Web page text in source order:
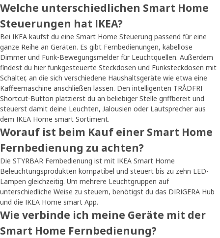
Welche unterschiedlichen Smart Home
Steuerungen hat IKEA?
Bei IKEA kaufst du eine Smart Home Steuerung passend für eine
ganze Reihe an Geräten. Es gibt Fernbedienungen, kabellose
Dimmer und Funk-Bewegungsmelder für Leuchtquellen. Außerdem
findest du hier funkgesteuerte Steckdosen und Funksteckdosen mit
Schalter, an die sich verschiedene Haushaltsgeräte wie etwa eine
Kaffeemaschine anschließen lassen. Den intelligenten TRÅDFRI
Shortcut-Button platzierst du an beliebiger Stelle griffbereit und
steuerst damit deine Leuchten, Jalousien oder Lautsprecher aus
dem IKEA Home smart Sortiment.
Worauf ist beim Kauf einer Smart Home
Fernbedienung zu achten?
Die STYRBAR Fernbedienung ist mit IKEA Smart Home
Beleuchtungsprodukten kompatibel und steuert bis zu zehn LED-
Lampen gleichzeitig. Um mehrere Leuchtgruppen auf
unterschiedliche Weise zu steuern, benötigst du das DIRIGERA Hub
und die IKEA Home smart App.
Wie verbinde ich meine Geräte mit der
Smart Home Fernbedienung?